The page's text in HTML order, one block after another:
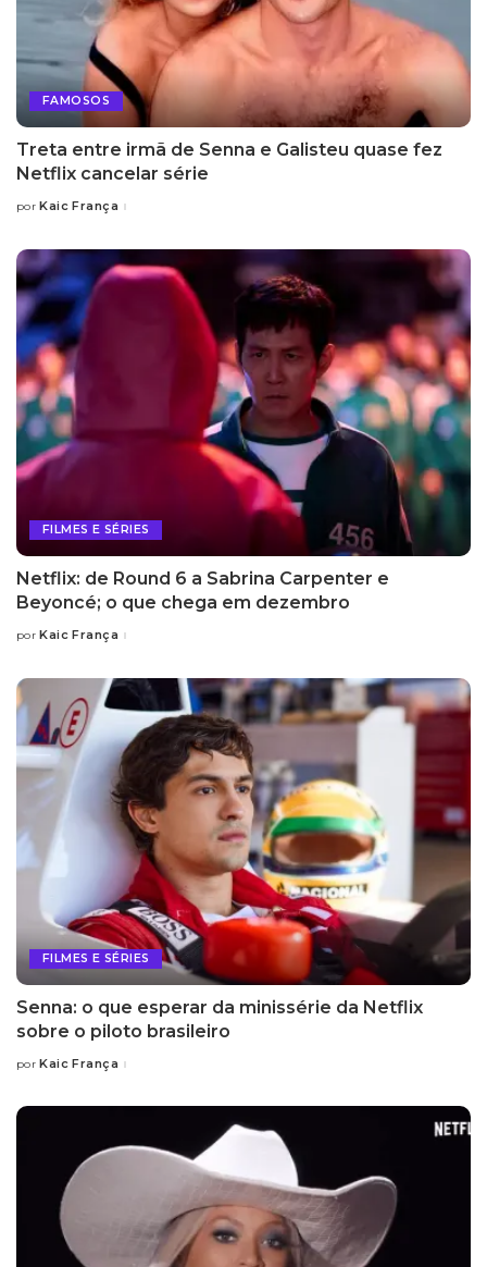
FAMOSOS
Treta entre irmã de Senna e Galisteu quase fez
Netflix cancelar série
Posted
por Kaic França
FILMES E SÉRIES
Netflix: de Round 6 a Sabrina Carpenter e
Beyoncé; o que chega em dezembro
Posted
por Kaic França
FILMES E SÉRIES
Senna: o que esperar da minissérie da Netflix
sobre o piloto brasileiro
Posted
por Kaic França